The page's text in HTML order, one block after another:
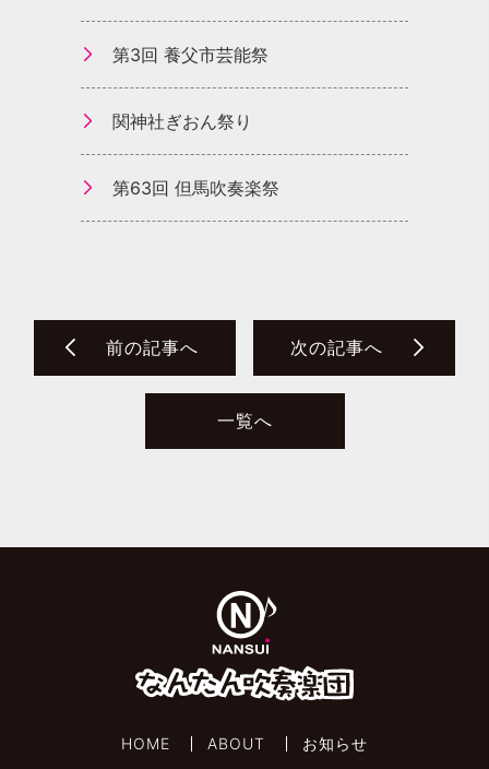
第3回 養父市芸能祭
関神社ぎおん祭り
第63回 但馬吹奏楽祭
前の記事へ 次の記事へ
一覧へ
HOME ABOUT お知らせ